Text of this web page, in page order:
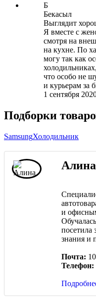
Б
Бекасыл
Выглядит
Я вместе с
смотря на
на кухне. По
могу так как
что особо не
и курьерам за
1 сентября
Подборки
SamsungХолодильник
Алина
и
посетила
знания и
Почта:
Телефон: